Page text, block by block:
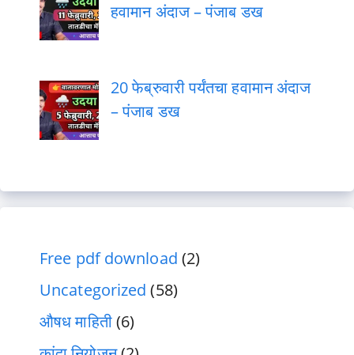
हवामान अंदाज – पंजाब डख
20 फेब्रुवारी पर्यंतचा हवामान अंदाज
– पंजाब डख
Free pdf download (2)
Uncategorized (58)
औषध माहिती(6)